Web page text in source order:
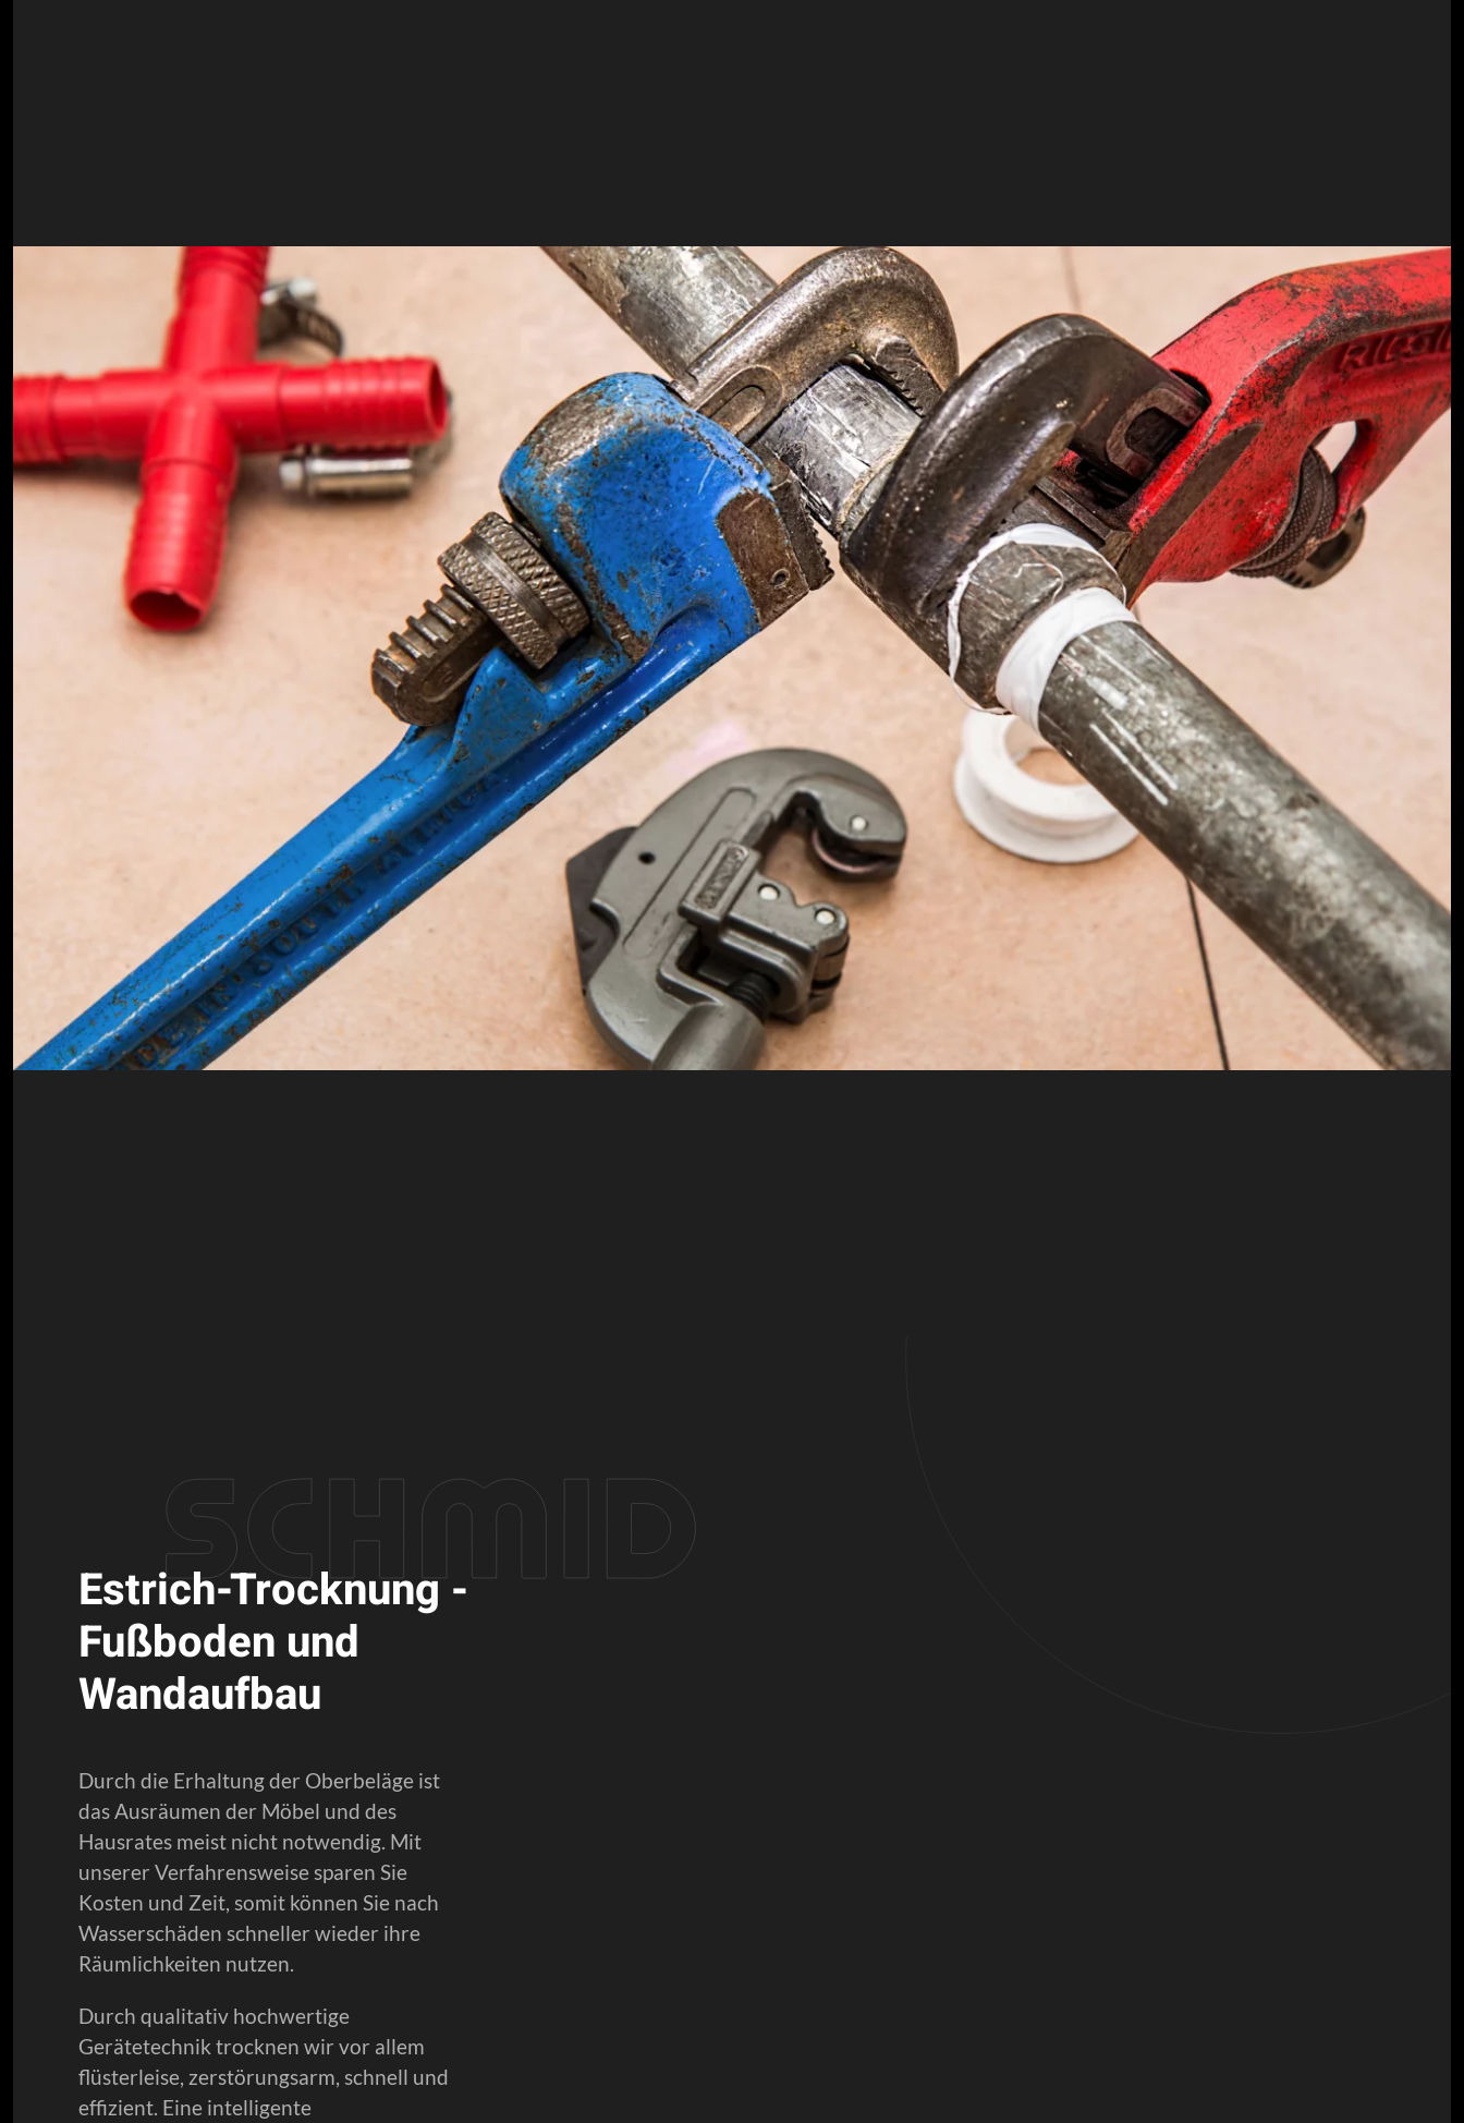
Estrich-Trocknung -
Fußboden und
Wandaufbau
Durch die Erhaltung der Oberbeläge ist
das Ausräumen der Möbel und des
Hausrates meist nicht notwendig. Mit
unserer Verfahrensweise sparen Sie
Kosten und Zeit, somit können Sie nach
Wasserschäden schneller wieder ihre
Räumlichkeiten nutzen.
Durch qualitativ hochwertige
Gerätetechnik trocknen wir vor allem
flüsterleise, zerstörungsarm, schnell und
effizient. Eine intelligente